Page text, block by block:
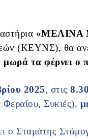
«ΜΕΛΙΝΑ
(ΚΕΥΝΣ), θα
μωρά τα φέρνει ο
2025, στις
Συκιές),
ο Σταμάτης